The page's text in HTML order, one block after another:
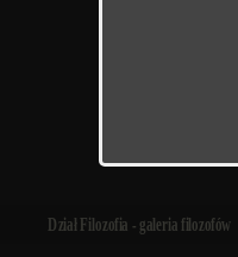
Dział Filozofia - galeria filozofów